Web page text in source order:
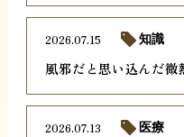
風邪だと思い込んだ微
2026.07.15 知識
2026.07.13 医療